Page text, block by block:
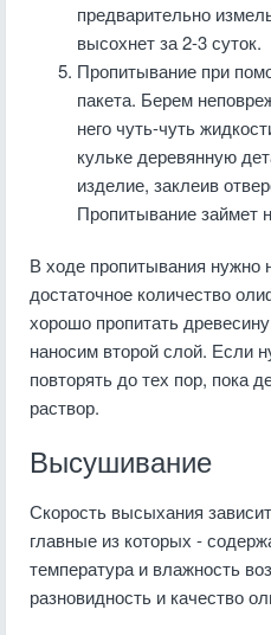
предварительно
высохнет за 2-3 суток.
Пропитывание при
пакета. Берем
него чуть-чуть
кульке деревянную
изделие, заклеив
Пропитывание займет
В ходе пропитывания нужно
достаточное количество
хорошо пропитать
наносим второй слой. Если
повторять до тех пор, пока
раствор.
Высушивание
Скорость высыхания
главные из которых -
температура и влажность
разновидность и качество